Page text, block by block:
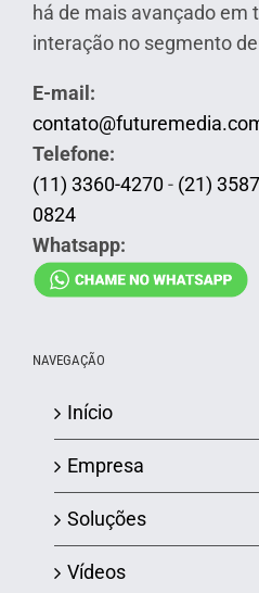
há de mais avançado em
interação no segmento
E-mail:
Telefone:
(11) 3360-4270 - (21)
0824
Whatsapp:
NAVEGAÇÃO
Início
Empresa
Soluções
Vídeos